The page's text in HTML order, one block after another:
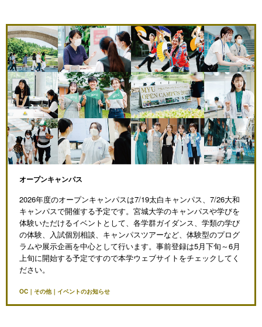
オープンキャンパス
2026年度のオープンキャンパスは7/19太白キャンパス、7/26大和
キャンパスで開催する予定です。宮城大学のキャンパスや学びを
体験いただけるイベントとして、各学群ガイダンス、学類の学び
の体験、入試個別相談、キャンパスツアーなど、体験型のプログ
ラムや展示企画を中心として行います。事前登録は5月下旬～6月
上旬に開始する予定ですので本学ウェブサイトをチェックしてく
ださい。
OC｜その他｜イベントのお知らせ